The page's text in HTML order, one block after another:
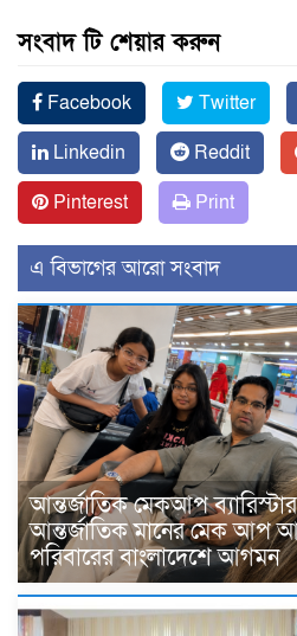
সংবাদ টি শেয়ার করুন
Facebook Twitter
Linkedin
Reddit
Pinterest
Print
এ বিভাগের আরো সংবাদ
আন্তর্জাতিক মেকআপ
আন্তর্জাতিক মানের মেক আপ
পরিবারের বাংলাদেশে আগমন